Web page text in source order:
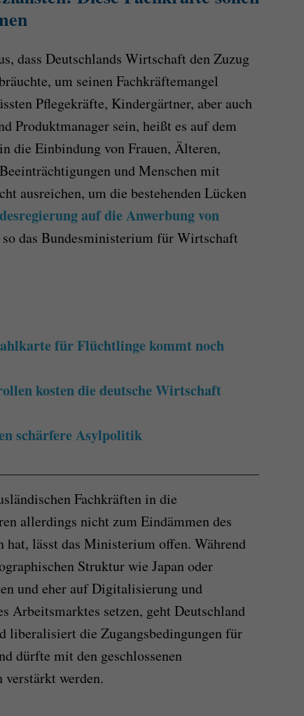
dass Deutschlands Wirtschaft den Zuzug
um seinen Fachkräftemangel
Pflegekräfte, Kindergärtner, aber auch
Produktmanager sein, heißt es auf dem
die Einbindung von Frauen, Älteren,
und Menschen mit
ausreichen, um die bestehenden Lücken
auf die Anwerbung von
so das Bundesministerium für Wirtschaft
für Flüchtlinge kommt noch
kosten die deutsche Wirtschaft
schärfere Asylpolitik
Fachkräften in die
allerdings nicht zum Eindämmen des
lässt das Ministerium offen. Während
Struktur wie Japan oder
und eher auf Digitalisierung und
Arbeitsmarktes setzen, geht Deutschland
liberalisiert die Zugangsbedingungen für
dürfte mit den geschlossenen
werden.